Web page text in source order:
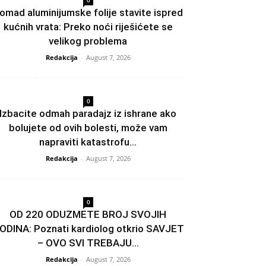
aluminijumske folije stavite ispred
kućnih vrata: Preko noći riješićete se
velikog problema
Redakcija - August 7, 2026
0
Izbacite odmah paradajz iz ishrane ako
bolujete od ovih bolesti, može vam
napraviti katastrofu...
Redakcija - August 7, 2026
0
OD 220 ODUZMETE BROJ SVOJIH
Poznati kardiolog otkrio SAVJET
– OVO SVI TREBAJU...
Redakcija - August 7, 2026